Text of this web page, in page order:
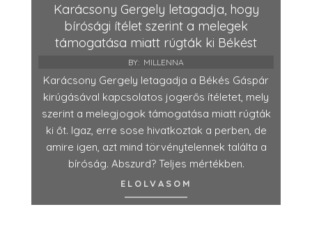
Karácsony Gergely letagadja, hogy
bírósági ítélet szerint a melegek
támogatása miatt rúgták ki Békést
BY: MILLENNA
Karácsony Gergely letagadja a Békés Gáspár
kirúgásával kapcsolatos jogerős ítéletet, mely
szerint a melegjogok támogatása miatt rúgták
ki őt. Igaz, erre sose hivatkoztak a perben, de
amire igen, azt mind törvénytelennek találta a
bíróság. Abszurd? Teljes mértékben.
ELOLVASOM